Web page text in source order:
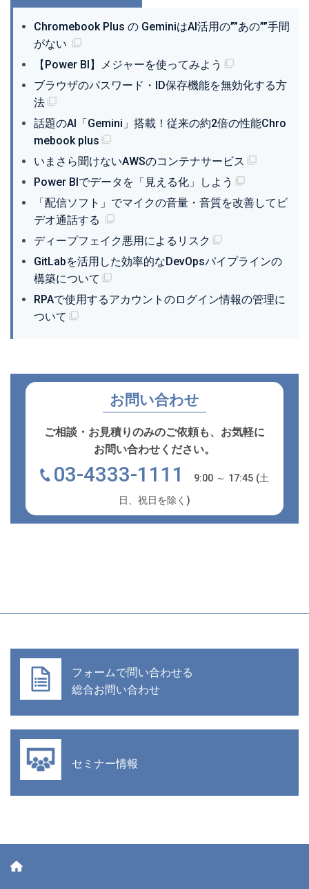
Chromebook Plus の GeminiはAI活用の””あの””手間
がない
【Power BI】メジャーを使ってみよう
ブラウザのパスワード・ID保存機能を無効化する方
法
話題のAI「Gemini」搭載！従来の約2倍の性能Chro
mebook plus
いまさら聞けないAWSのコンテナサービス
Power BIでデータを「見える化」しよう
「配信ソフト」でマイクの音量・音質を改善してビ
デオ通話する
ディープフェイク悪用によるリスク
GitLabを活用した効率的なDevOpsパイプラインの
構築について
RPAで使用するアカウントのログイン情報の管理に
ついて
お問い合わせ
ご相談・お見積りのみのご依頼も、お気軽に
お問い合わせください。
03-4333-1111
9:00 ～ 17:45 (土
日、祝日を除く)
フォームで問い合わせる
総合お問い合わせ
セミナー情報